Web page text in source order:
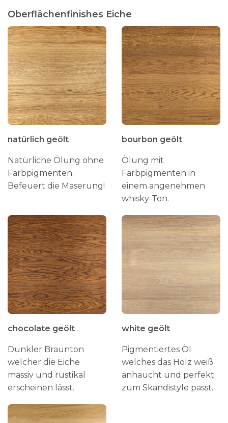
t
e
g
e
w
ä
h
l
t
e
r
d
e
Oberflächenfinishes Eiche
natürlich geölt
Natürliche Ölung ohne
Farbpigmenten.
Befeuert die Maserung!
bourbon geölt
Ölung mit
Farbpigmenten in
einem angenehmen
whisky-Ton.
chocolate geölt
Dunkler Braunton
welcher die Eiche
massiv und rustikal
erscheinen lässt.
white geölt
Pigmentiertes Öl
welches das Holz weiß
anhaucht und perfekt
zum Skandistyle passt.